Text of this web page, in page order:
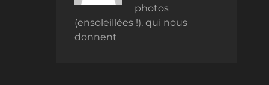
photos
(ensoleillées !), qui nous
donnent